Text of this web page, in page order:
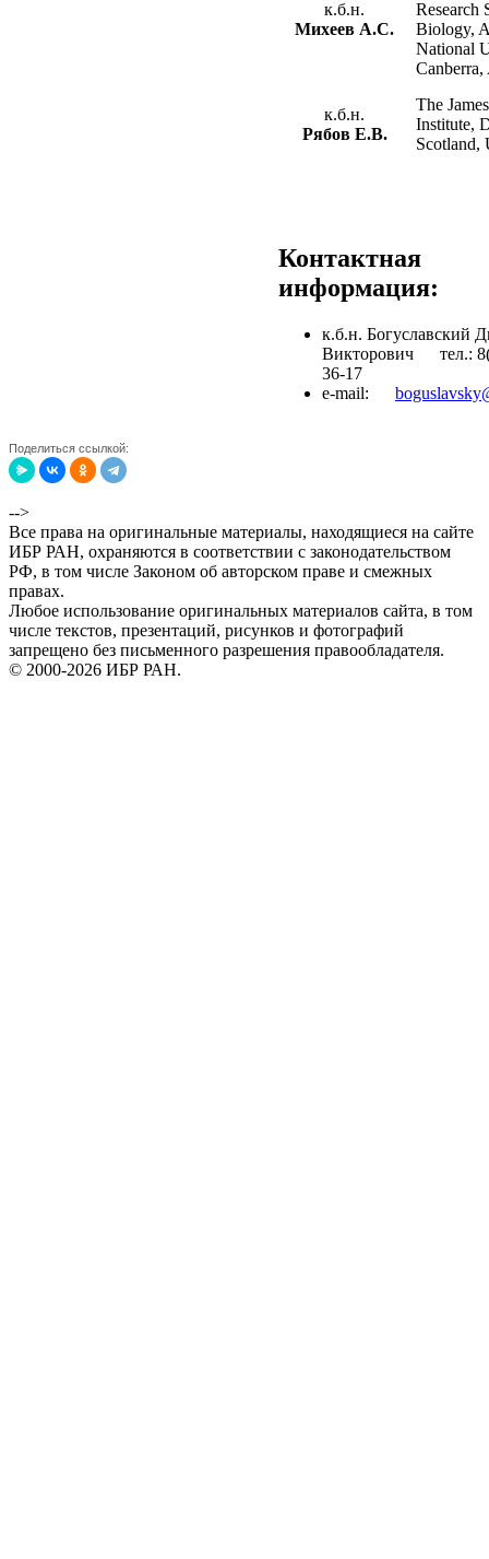
к.б.н.
Михеев А.С.
Research
Biology,
National
Canberra,
к.б.н.
Рябов Е.В.
The
Institute,
Scotland,
Контактная
информация:
к.б.н. Богуславский
Викторович тел.:
36-17
e-mail:
Поделиться ссылкой:
-->
Все права на оригинальные материалы, находящиеся на сайте
ИБР РАН, охраняются в соответствии с законодательством
РФ, в том числе Законом об авторском праве и смежных
правах.
Любое использование оригинальных материалов сайта, в том
числе текстов, презентаций, рисунков и фотографий
запрещено без письменного разрешения правообладателя.
© 2000-2026 ИБР РАН.